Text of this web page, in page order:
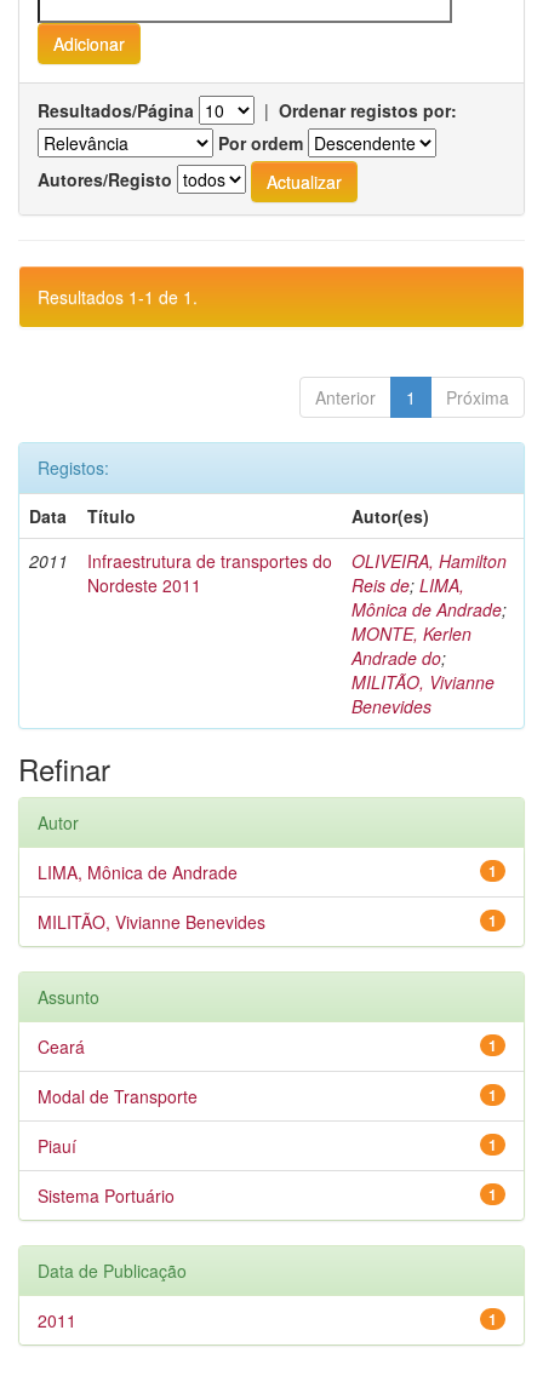
Resultados/Página | Ordenar registos por:
Por ordem
Autores/Registo
Resultados 1-1 de 1.
Anterior 1 Próxima
Registos:
Data
Título
Autor(es)
2011
Infraestrutura de transportes do
Nordeste 2011
OLIVEIRA, Hamilton
Reis de; LIMA,
Mônica de Andrade;
MONTE, Kerlen
Andrade do;
MILITÃO, Vivianne
Benevides
Refinar
Autor
1
LIMA, Mônica de Andrade
1
MILITÃO, Vivianne Benevides
Assunto
1
Ceará
1
Modal de Transporte
1
Piauí
1
Sistema Portuário
Data de Publicação
1
2011